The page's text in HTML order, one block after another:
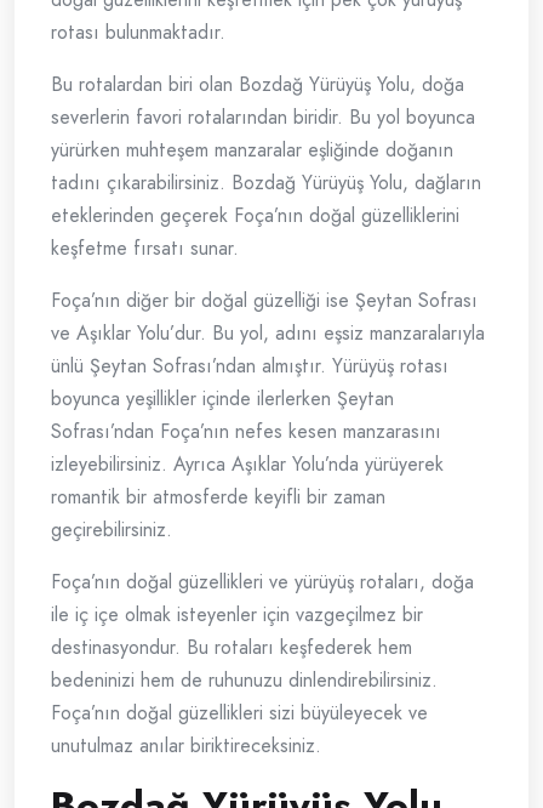
rotası bulunmaktadır.
Bu rotalardan biri olan Bozdağ Yürüyüş Yolu, doğa
severlerin favori rotalarından biridir. Bu yol boyunca
yürürken muhteşem manzaralar eşliğinde doğanın
tadını çıkarabilirsiniz. Bozdağ Yürüyüş Yolu, dağların
eteklerinden geçerek Foça’nın doğal güzelliklerini
keşfetme fırsatı sunar.
Foça’nın diğer bir doğal güzelliği ise Şeytan Sofrası
ve Aşıklar Yolu’dur. Bu yol, adını eşsiz manzaralarıyla
ünlü Şeytan Sofrası’ndan almıştır. Yürüyüş rotası
boyunca yeşillikler içinde ilerlerken Şeytan
Sofrası’ndan Foça’nın nefes kesen manzarasını
izleyebilirsiniz. Ayrıca Aşıklar Yolu’nda yürüyerek
romantik bir atmosferde keyifli bir zaman
geçirebilirsiniz.
Foça’nın doğal güzellikleri ve yürüyüş rotaları, doğa
ile iç içe olmak isteyenler için vazgeçilmez bir
destinasyondur. Bu rotaları keşfederek hem
bedeninizi hem de ruhunuzu dinlendirebilirsiniz.
Foça’nın doğal güzellikleri sizi büyüleyecek ve
unutulmaz anılar biriktireceksiniz.